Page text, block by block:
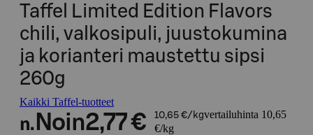
Taffel Limited Edition Flavors
chili, valkosipuli, juustokumina
ja korianteri maustettu sipsi
260g
Kaikki Taffel-tuotteet
n. Noin2,77 € 10,65 €/kgvertailuhinta 10,65
€/kg